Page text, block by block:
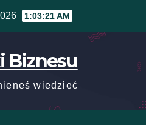
1:03:21 AM
Biznesu
wiedzieć